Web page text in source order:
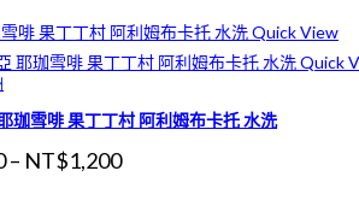
Quick View
Quick
珈雪啡 果丁丁村 阿利姆布卡托 水洗
– NT$1,200